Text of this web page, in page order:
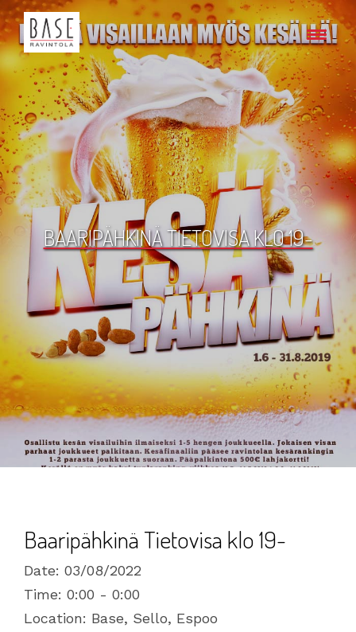
BAARIPÄHKINÄ TIETOVISA KLO 19-
Baaripähkinä Tietovisa klo 19-
Date: 03/08/2022
Time: 0:00 - 0:00
Location: Base, Sello, Espoo